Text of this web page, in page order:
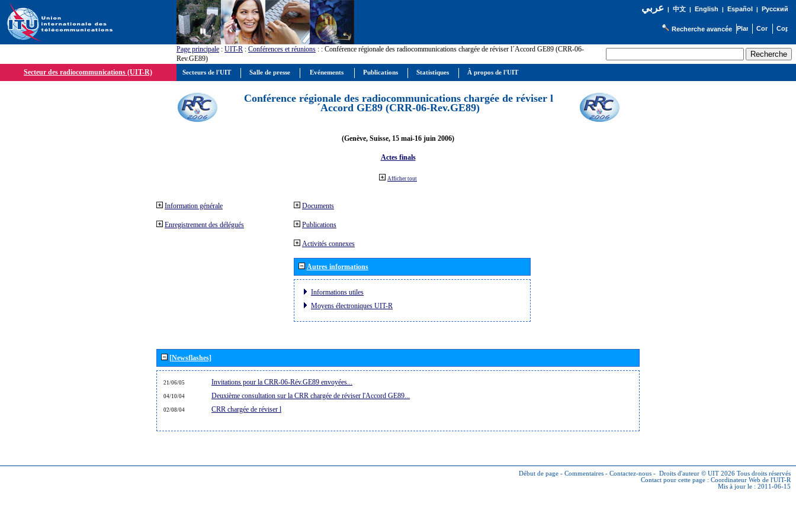
عربي| 中文| English | Español | Русский
Recherche avancée
Page principale : UIT-R : Conférences et réunions : : Conférence régionale des radiocommunications chargée de réviser l´Accord GE89 (CRR-06-
Rev.GE89)
Secteur des radiocommunications (UIT-R)
Conférence régionale des radiocommunications chargée de réviser l
´Accord GE89 (CRR-06-Rev.GE89)
(Genève, Suisse, 15 mai-16 juin 2006)
Actes finals
Afficher tout
Information générale
Enregistrement des délégués
Documents
Publications
Activités connexes
Autres informations
Informations utiles
Moyens électroniques UIT-R
[Newsflashes]
21/06/05 Invitations pour la CRR-06-Rév.GE89 envoyées...
04/10/04 Deuxième consultation sur la CRR chargée de réviser l'Accord GE89...
02/08/04 CRR chargée de réviser l
Début de page - Commentaires - Contactez-nous - Droits d'auteur © UIT 2026 Tous droits réservés
Contact pour cette page : Coordinateur Web de l'UIT-R
Mis à jour le : 2011-06-15
Secteurs de l'UIT Salle de presse Evénements Publications Statistiques À propos de l'UIT